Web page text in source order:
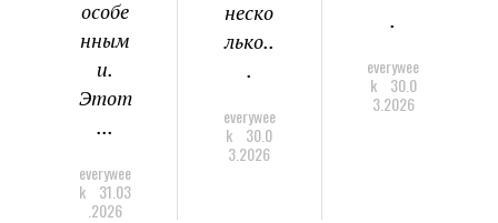
особе
нным
и.
Этот
...
everywee
k
31.03
.2026
неско
лько..
.
everywee
k
30.0
3.2026
.
everywee
k
30.0
3.2026